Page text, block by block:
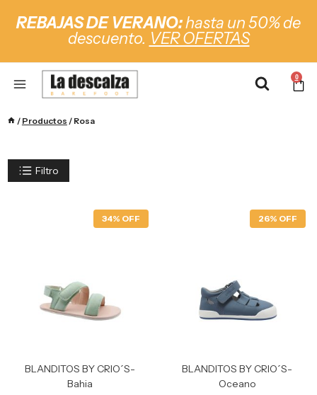
REBAJAS DE VERANO:hasta un 50% de
descuento. VER OFERTAS
0
/ Productos / Rosa
Filtro
34% OFF
BLANDITOS BY CRIO´S-
Bahia
26% OFF
BLANDITOS BY CRIO´S-
Oceano